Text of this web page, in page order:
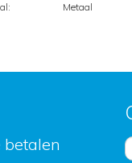
Metaal
betalen